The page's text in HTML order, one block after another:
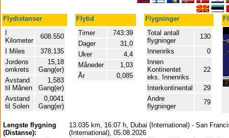
Flydistanser Flytid Flygninger
Kilometer
608.550
I Miles
378.135
Jordens
omkrets
15,18
Gang(er)
Avstand
til Månen
1,583
Gang(er)
Avstand
til Solen
0,0041
Gang(er)
Timer
743:39
Dager
31,0
Uker
4,4
Måneder
1,03
År
0,085
Total antall
flygninger
130
Innenriks
0
Innen
Kontinentet
eks. Innenriks
22
Interkontinental
29
Andre
flygninger
79
Lengste flygning
(Distanse):
13.035 km, 16:07 h, Dubai (International) - San
(International), 05.08.2026